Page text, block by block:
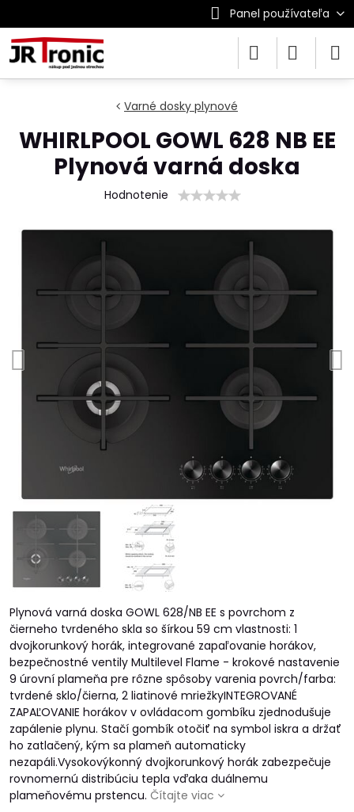
Panel používateľa
Varné dosky plynové
WHIRLPOOL GOWL 628 NB EE
Plynová varná doska
Hodnotenie
Plynová varná doska GOWL 628/NB EE s povrchom z
čierneho tvrdeného skla so šírkou 59 cm vlastnosti: 1
dvojkorunkový horák, integrované zapaľovanie horákov,
bezpečnostné ventily Multilevel Flame - krokové nastavenie
9 úrovní plameňa pre rôzne spôsoby varenia povrch/farba:
tvrdené sklo/čierna, 2 liatinové mriežkyINTEGROVANÉ
ZAPAĽOVANIE horákov v ovládacom gombíku zjednodušuje
zapálenie plynu. Stačí gombík otočiť na symbol iskra a držať
ho zatlačený, kým sa plameň automaticky
nezapáli.Vysokovýkonný dvojkorunkový horák zabezpečuje
rovnomernú distribúciu tepla vďaka duálnemu
plameňovému prstencu. Čítajte viac